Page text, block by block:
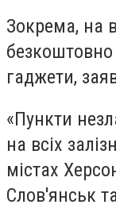
Зокрема, на
безкоштовно
гаджети,
«Пункти
на всіх
містах
Слов'янськ